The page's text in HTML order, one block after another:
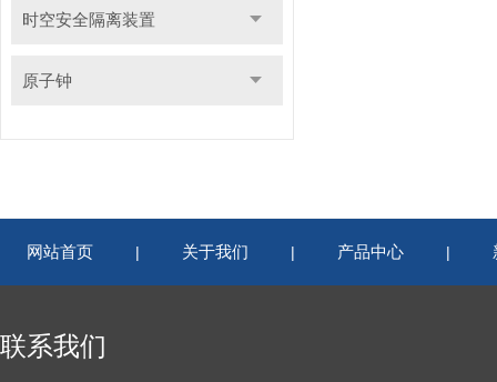
时空安全隔离装置
原子钟
网站首页 | 关于我们 | 产品中心 |
联系我们